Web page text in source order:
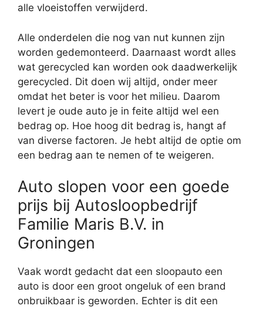
alle vloeistoffen verwijderd.
Alle onderdelen die nog van nut kunnen zijn
worden gedemonteerd. Daarnaast wordt alles
wat gerecycled kan worden ook daadwerkelijk
gerecycled. Dit doen wij altijd, onder meer
omdat het beter is voor het milieu. Daarom
levert je oude auto je in feite altijd wel een
bedrag op. Hoe hoog dit bedrag is, hangt af
van diverse factoren. Je hebt altijd de optie om
een bedrag aan te nemen of te weigeren.
Auto slopen voor een goede
prijs bij Autosloopbedrijf
Familie Maris B.V. in
Groningen
Vaak wordt gedacht dat een sloopauto een
auto is door een groot ongeluk of een brand
onbruikbaar is geworden. Echter is dit een